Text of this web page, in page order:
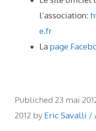
l’association:
e.fr
Lapage
Publiched 23 mai
2012 by Eric Savalli /